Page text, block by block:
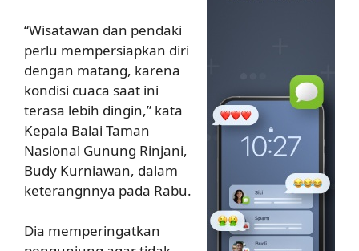
“Wisatawan dan pendaki
perlu mempersiapkan diri
dengan matang, karena
kondisi cuaca saat ini
terasa lebih dingin,” kata
Kepala Balai Taman
Nasional Gunung Rinjani,
Budy Kurniawan, dalam
keterangnnya pada Rabu.
Dia memperingatkan